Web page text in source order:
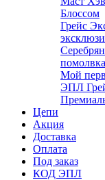
Блоссом
Грейс
Мой
ЭПЛ
Цепи
Акция
Доставка
Оплата
Под заказ
КОД ЭПЛ